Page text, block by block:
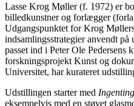
Lasse Krog Møller (f. 1972) er
billedkunstner og forlægger
Udgangspunktet for Krog
indsamlingsstrategier anvendt
passet ind i Peter Ole Pedersens
forskningsprojekt Kunst og
Universitet, har kurateret
Udstillingen starter med Ingenting
eksempelvis med en støvet